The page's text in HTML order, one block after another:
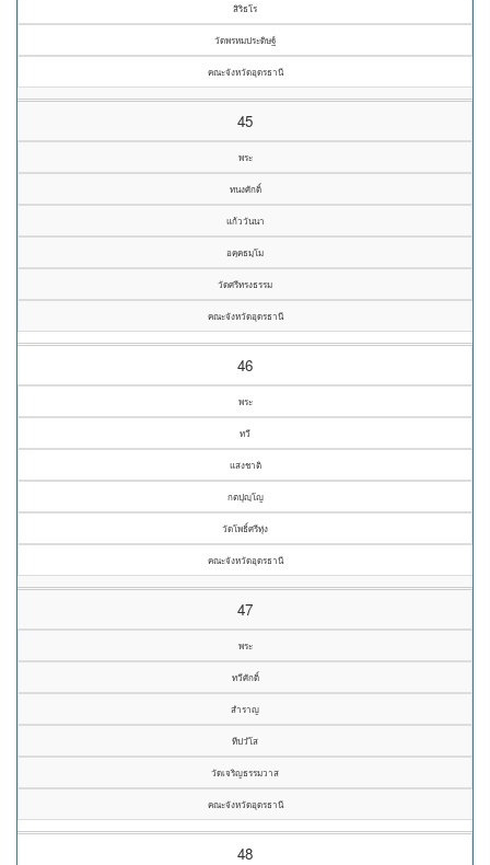
สิริธโร
วัดพรหมประดิษฐ์
คณะจังหวัดอุดรธานี
45
พระ
ทนงศักดิ์
แก้ววันนา
อคฺคธมฺโม
วัดศรีทรงธรรม
คณะจังหวัดอุดรธานี
46
พระ
ทวี
แสงชาติ
กตปุญฺโญ
วัดโพธิ์ศรีทุ่ง
คณะจังหวัดอุดรธานี
47
พระ
ทวีศักดิ์
สำราญ
ทีปวํโส
วัดเจริญธรรมวาส
คณะจังหวัดอุดรธานี
48